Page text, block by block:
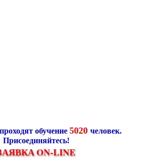
обучение 5020 человек.
Присоединяйтесь!
ON-LINE